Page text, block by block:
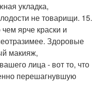
укладка,
не товарищи. 15.
ярче краски и
Здоровые
макияж,
лица - вот то, что
перешагнувшую